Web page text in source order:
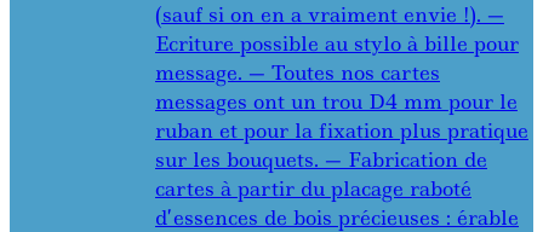
(sauf si on en a vraiment envie !). —
Ecriture possible au stylo à bille pour
message. — Toutes nos cartes
messages ont un trou D4 mm pour le
ruban et pour la fixation plus pratique
sur les bouquets. — Fabrication de
cartes à partir du placage raboté
d’essences de bois précieuses : érable